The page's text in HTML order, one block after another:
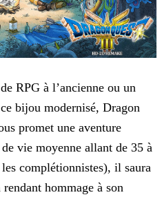
RPG à l’ancienne ou un
bijou modernisé, Dragon
promet une aventure
vie moyenne allant de 35 à
complétionnistes), il saura
hommage à son